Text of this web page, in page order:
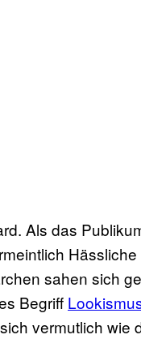
Als das
sahen sich
Begriff
vermutlich wie